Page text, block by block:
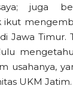
juga
Jawa Timur.
usahanya,
UKM Jatim.